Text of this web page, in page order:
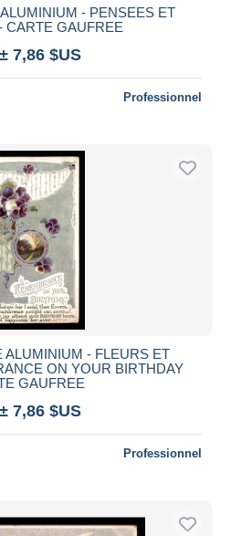
- PENSEES ET
CARTE GAUFREE
± 7,86 $US
Professionnel
ALUMINIUM - FLEURS ET
ON YOUR BIRTHDAY
GAUFREE
± 7,86 $US
Professionnel